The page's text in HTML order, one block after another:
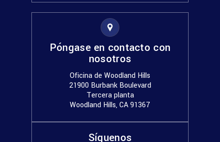
Póngase en contacto con
nosotros
Oficina de Woodland Hills
21900 Burbank Boulevard
Tercera planta
Woodland Hills, CA 91367
Síguenos